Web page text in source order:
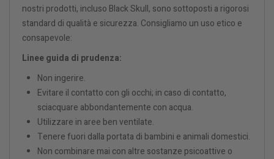
nostri prodotti, incluso Black Skull, sono sottoposti a rigorosi
standard di qualità e sicurezza. Consigliamo un uso etico e
consapevole:
Linee guida di prudenza:
Non ingerire.
Evitare il contatto con gli occhi; in caso di contatto,
sciacquare abbondantemente con acqua.
Utilizzare in aree ben ventilate.
Tenere fuori dalla portata di bambini e animali domestici.
Non combinare mai con altre sostanze psicoattive o